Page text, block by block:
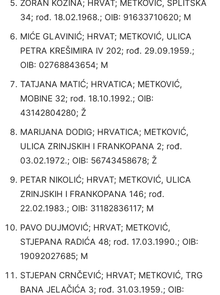
ZORAN KOZINA; HRVAT; METKOVIĆ, SPLITSKA
34; rođ. 18.02.1968.; OIB: 91633710620; M
MIĆE GLAVINIĆ; HRVAT; METKOVIĆ, ULICA
PETRA KREŠIMIRA IV 202; rođ. 29.09.1959.;
OIB: 02768843654; M
TATJANA MATIĆ; HRVATICA; METKOVIĆ,
MOBINE 32; rođ. 18.10.1992.; OIB:
43142804280; Ž
MARIJANA DODIG; HRVATICA; METKOVIĆ,
ULICA ZRINJSKIH I FRANKOPANA 2; rođ.
03.02.1972.; OIB: 56743458678; Ž
PETAR NIKOLIĆ; HRVAT; METKOVIĆ, ULICA
ZRINJSKIH I FRANKOPANA 146; rođ.
22.02.1983.; OIB: 31182836117; M
PAVO DUJMOVIĆ; HRVAT; METKOVIĆ,
STJEPANA RADIĆA 48; rođ. 17.03.1990.; OIB:
19092027685; M
STJEPAN CRNČEVIĆ; HRVAT; METKOVIĆ, TRG
BANA JELAČIĆA 3; rođ. 31.03.1959.; OIB: